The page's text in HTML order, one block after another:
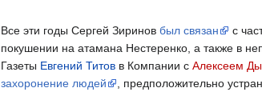
Все эти годы Сергей Зиринов был связан
с
покушении на атамана Нестеренко, а также в
Газеты Евгений Титов в Компании с Алексеем
захоронение людей
, предположительно